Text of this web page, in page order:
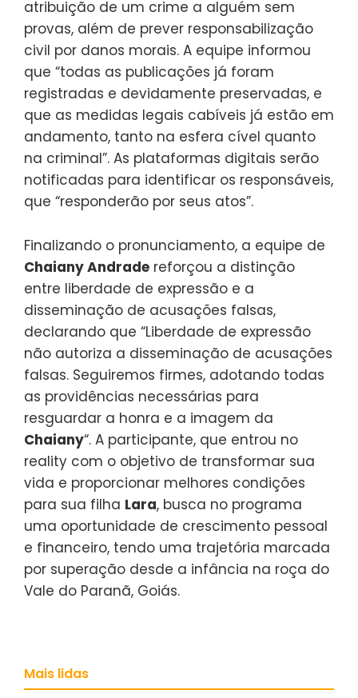
atribuição de um crime a alguém sem
provas, além de prever responsabilização
civil por danos morais. A equipe informou
que “todas as publicações já foram
registradas e devidamente preservadas, e
que as medidas legais cabíveis já estão em
andamento, tanto na esfera cível quanto
na criminal”. As plataformas digitais serão
notificadas para identificar os responsáveis,
que “responderão por seus atos”.
Finalizando o pronunciamento, a equipe de
Chaiany Andrade reforçou a distinção
entre liberdade de expressão e a
disseminação de acusações falsas,
declarando que “Liberdade de expressão
não autoriza a disseminação de acusações
falsas. Seguiremos firmes, adotando todas
as providências necessárias para
resguardar a honra e a imagem da
Chaiany“. A participante, que entrou no
reality com o objetivo de transformar sua
vida e proporcionar melhores condições
para sua filha Lara, busca no programa
uma oportunidade de crescimento pessoal
e financeiro, tendo uma trajetória marcada
por superação desde a infância na roça do
Vale do Paranã, Goiás.
Mais lidas